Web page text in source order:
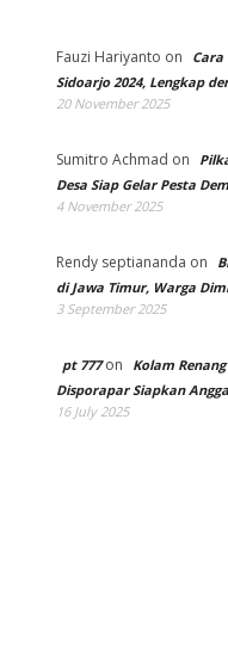
Fauzi Hariyanto on
Cara
Sidoarjo 2024, Lengkap
20 November 2025
Sumitro Achmad on
Desa Siap Gelar Pesta
4 November 2025
Rendy septiananda on
di Jawa Timur, Warga
3 September 2025
pt 777on
Kolam
Disporapar Siapkan
16 July 2025